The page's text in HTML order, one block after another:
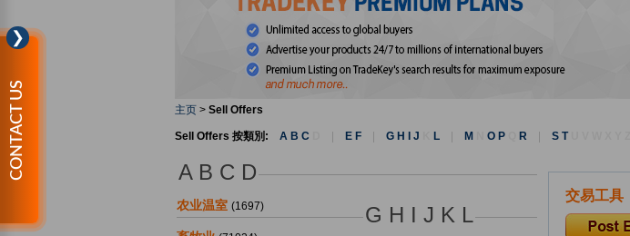
❯
CONTACT US 主页 > Sell Offers
Sell Offers 按類別: A B C E F G H I J L M O P R S T
A B C D
农业温室 (1697) G H I J K L
交易工具